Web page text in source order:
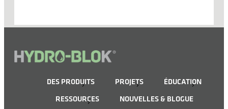
DES PRODUITS PROJETS
ÉDUCATION
RESSOURCES
NOUVELLES & BLOGUE